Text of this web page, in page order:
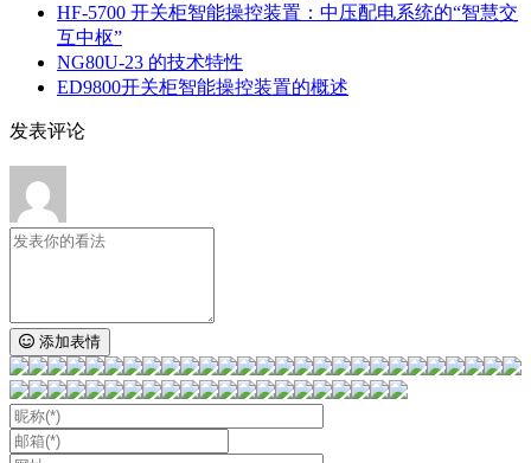
HF-5700 开关柜智能操控装置：中压配电系统的“智慧交
互中枢”
NG80U-23 的技术特性
ED9800开关柜智能操控装置的概述
发表评论
添加表情